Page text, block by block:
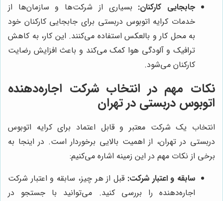
جابجایی کارکنان: بسیاری از شرکت‌ها و سازمان‌ها از
خدمات کرایه اتوبوس دربستی برای جابجایی کارکنان خود
به محل کار و بالعکس استفاده می‌کنند. این کار، به کاهش
ترافیک و آلودگی هوا کمک می‌کند و باعث افزایش رضایت
کارکنان می‌شود.
نکات مهم در انتخاب شرکت اجاره‌دهنده
اتوبوس دربستی در تهران
انتخاب یک شرکت معتبر و قابل اعتماد برای کرایه اتوبوس
دربستی در تهران، از اهمیت بالایی برخوردار است. در اینجا به
برخی از نکات مهم در این زمینه اشاره می‌کنیم:
سابقه و اعتبار شرکت: قبل از هر چیز، سابقه و اعتبار شرکت
اجاره‌دهنده را بررسی کنید. می‌توانید با جستجو در